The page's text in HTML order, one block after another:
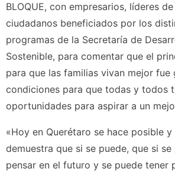
BLOQUE, con empresarios, líderes
ciudadanos beneficiados por los
programas de la Secretaría de
Sostenible, para comentar que el
para que las familias vivan mejor fue
condiciones para que todas y todos
oportunidades para aspirar a un
«Hoy en Querétaro se hace posible y
demuestra que si se puede, que si se
pensar en el futuro y se puede tener